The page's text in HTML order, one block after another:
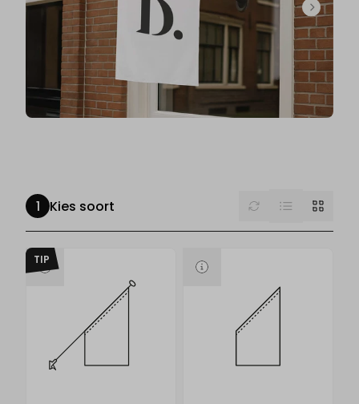
Kies soort Reset List Grid
TIP